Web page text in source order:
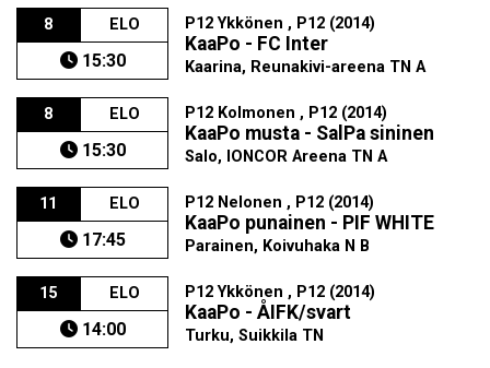
8 ELO
15:30
P12 Ykkönen , P12 (2014)
KaaPo - FC Inter
Kaarina, Reunakivi-areena TN A
8 ELO
15:30
P12 Kolmonen , P12 (2014)
KaaPo musta - SalPa sininen
Salo, IONCOR Areena TN A
11 ELO
17:45
P12 Nelonen , P12 (2014)
KaaPo punainen - PIF WHITE
Parainen, Koivuhaka N B
15 ELO
14:00
P12 Ykkönen , P12 (2014)
KaaPo - ÅIFK/svart
Turku, Suikkila TN